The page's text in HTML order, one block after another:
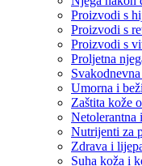
Proizvodi s
Proizvodi s
Proizvodi s
Proljetna
Umorna i
Zaštita kože
Netolerantna
Nutrijenti za
Zdrava i
Suha koža i